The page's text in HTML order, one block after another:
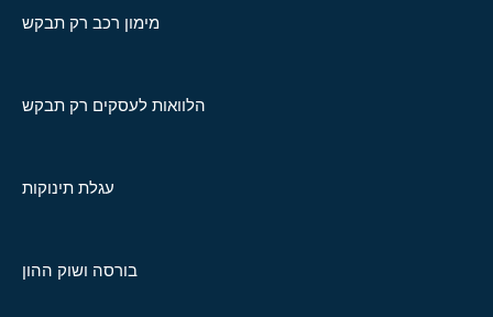
מימון רכב רק תבקש
הלוואות לעסקים רק תבקש
עגלת תינוקות
בורסה ושוק ההון